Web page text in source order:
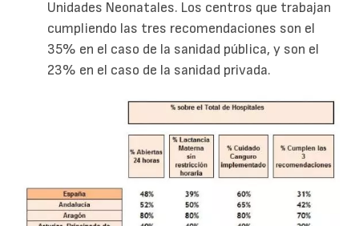
Unidades Neonatales. Los centros que trabajan
cumpliendo las tres recomendaciones son el
35% en el caso de la sanidad pública, y son el
23% en el caso de la sanidad privada.